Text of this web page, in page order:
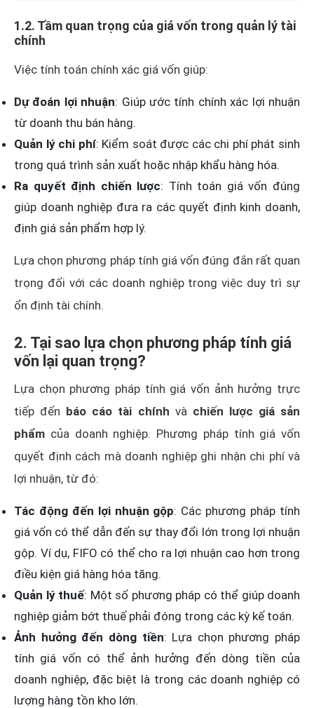
1.2. Tầm quan trọng của giá vốn trong quản lý tài
chính
Việc tính toán chính xác giá vốn giúp:
Dự đoán lợi nhuận: Giúp ước tính chính xác lợi nhuận
từ doanh thu bán hàng.
Quản lý chi phí: Kiểm soát được các chi phí phát sinh
trong quá trình sản xuất hoặc nhập khẩu hàng hóa.
Ra quyết định chiến lược: Tính toán giá vốn đúng
giúp doanh nghiệp đưa ra các quyết định kinh doanh,
định giá sản phẩm hợp lý.
Lựa chọn phương pháp tính giá vốn đúng đắn rất quan
trọng đối với các doanh nghiệp trong việc duy trì sự
ổn định tài chính.
2. Tại sao lựa chọn phương pháp tính giá
vốn lại quan trọng?
Lựa chọn phương pháp tính giá vốn ảnh hưởng trực
tiếp đến báo cáo tài chính và chiến lược giá sản
phẩm của doanh nghiệp. Phương pháp tính giá vốn
quyết định cách mà doanh nghiệp ghi nhận chi phí và
lợi nhuận, từ đó:
Tác động đến lợi nhuận gộp: Các phương pháp tính
giá vốn có thể dẫn đến sự thay đổi lớn trong lợi nhuận
gộp. Ví dụ, FIFO có thể cho ra lợi nhuận cao hơn trong
điều kiện giá hàng hóa tăng.
Quản lý thuế: Một số phương pháp có thể giúp doanh
nghiệp giảm bớt thuế phải đóng trong các kỳ kế toán.
Ảnh hưởng đến dòng tiền: Lựa chọn phương pháp
tính giá vốn có thể ảnh hưởng đến dòng tiền của
doanh nghiệp, đặc biệt là trong các doanh nghiệp có
lượng hàng tồn kho lớn.